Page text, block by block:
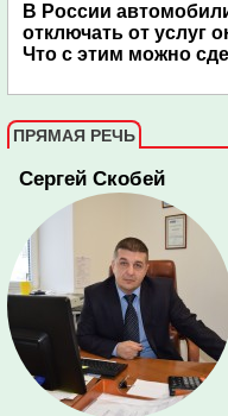
В России
отключать от услуг
Что с этим можно
ПРЯМАЯ РЕЧЬ
Сергей Скобей